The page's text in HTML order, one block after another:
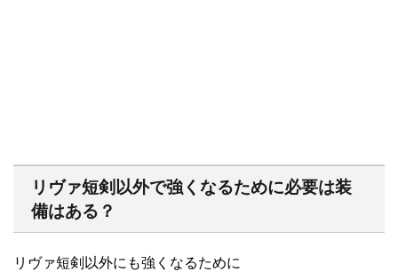
リヴァ短剣以外で強くなるために必要は装
備はある？
リヴァ短剣以外にも強くなるために